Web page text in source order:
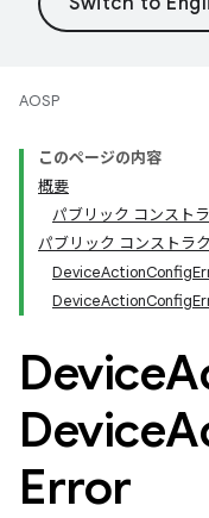
AOSP
このページの内容
概要
パブリック コンスト
パブリック コンストラ
Device
Device
Error